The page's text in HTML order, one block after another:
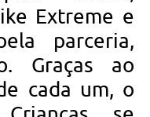
Extreme e
parceria,
Graças ao
cada um, o